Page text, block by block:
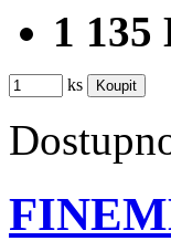
1 135
ks